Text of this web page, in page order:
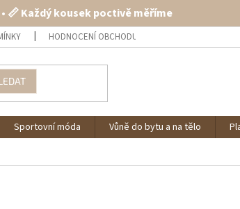
📏 Každý kousek poctivě měříme
HODNOCENÍ OBCHODU
Sportovní móda Vůně do bytu a na tělo